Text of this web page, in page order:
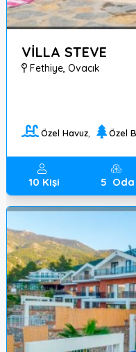
VİLLA STEVE
Fethiye,Ovacık
Özel Havuz Özel
10 Kişi 5 Oda